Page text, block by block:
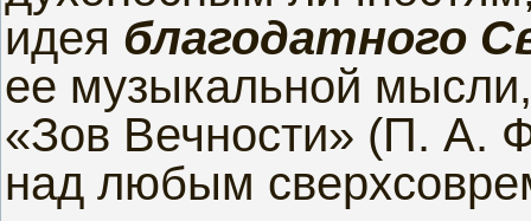
идея благодатного
ее музыкальной
«Зов Вечности» (П. А.
над любым